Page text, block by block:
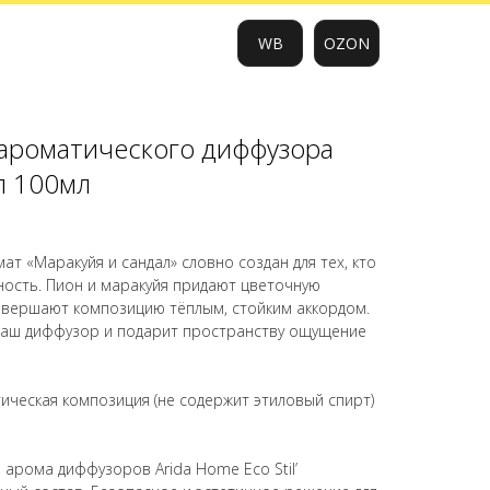
WB OZON
диффузора
100мл
«Маракуйя и сандал» словно создан для тех, кто
Пион и маракуйя придают цветочную
композицию тёплым, стойким аккордом.
диффузор и подарит пространству ощущение
композиция (не содержит этиловый спирт)
арома диффузоров Arida Home Eco Stil’